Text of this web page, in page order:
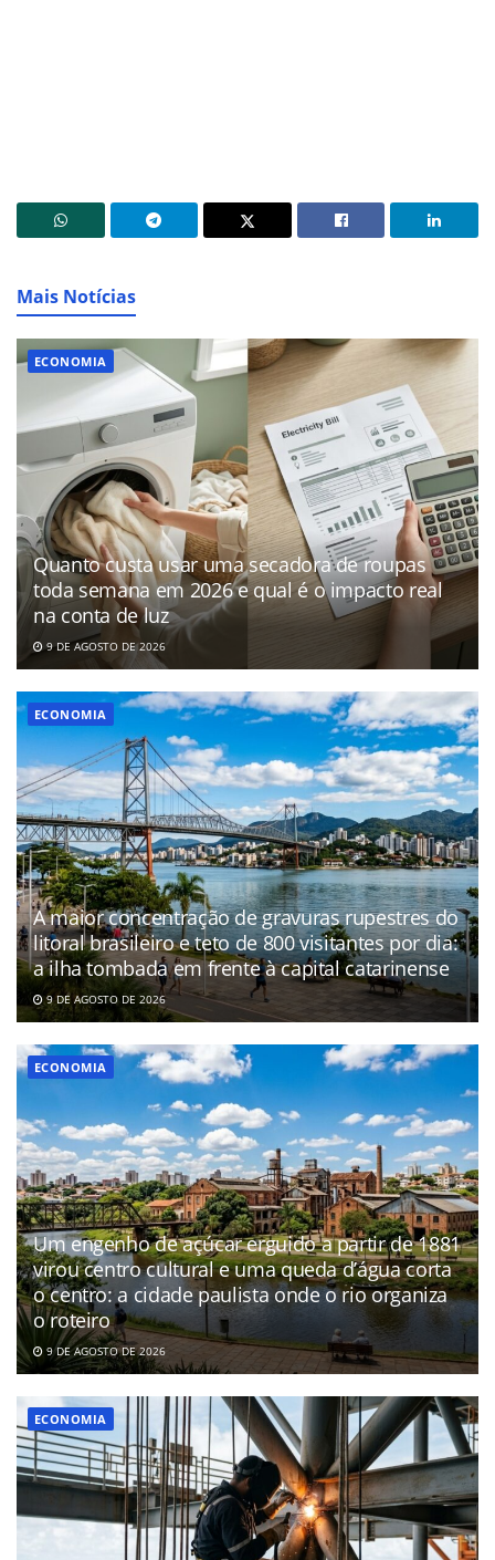
Mais Notícias
ECONOMIA
Quanto custa usar uma secadora de roupas
toda semana em 2026 e qual é o impacto real
na conta de luz
9 DE AGOSTO DE 2026
ECONOMIA
A maior concentração de gravuras rupestres do
litoral brasileiro e teto de 800 visitantes por dia:
a ilha tombada em frente à capital catarinense
9 DE AGOSTO DE 2026
ECONOMIA
Um engenho de açúcar erguido a partir de 1881
virou centro cultural e uma queda d’água corta
o centro: a cidade paulista onde o rio organiza
o roteiro
9 DE AGOSTO DE 2026
ECONOMIA